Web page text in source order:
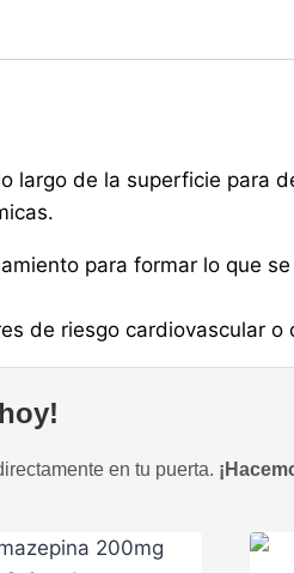
largo de la superficie para
para formar lo que
de riesgo cardiovascular
en tu puerta.